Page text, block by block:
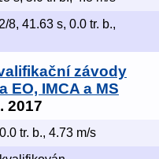
8, 41.63 s, 0.0 tr. b.,
závody
EO, IMCA a MS
2017
tr. b., 4.73 m/s